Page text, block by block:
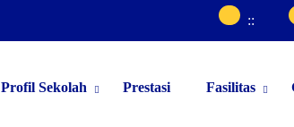
::
Profil Sekolah Prestasi Fasilitas